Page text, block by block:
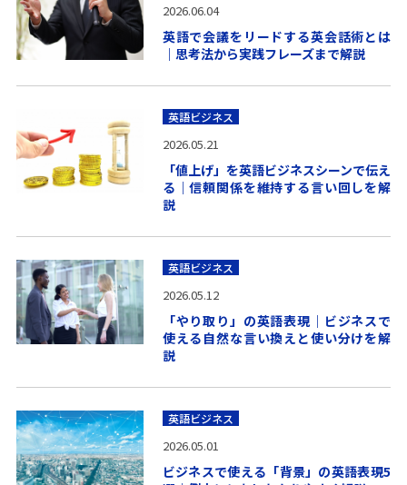
英語で会議をリードする英会話術とは
｜思考法から実践フレーズまで解説
2026.06.04
英語ビジネス
「値上げ」を英語ビジネスシーンで伝え
る｜信頼関係を維持する言い回しを解
説
2026.05.21
英語ビジネス
「やり取り」の英語表現｜ビジネスで
使える自然な言い換えと使い分けを解
説
2026.05.12
英語ビジネス
ビジネスで使える「背景」の英語表現5
2026.05.01